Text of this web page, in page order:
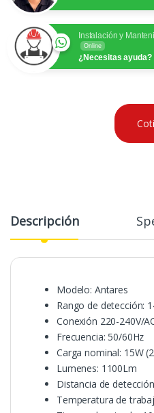
Instalación y
Online
¿Necesitas ayuda?
Descripción
Modelo: Antares
Rango de detección:
Conexión 220-240V/
Frecuencia: 50/60Hz
Carga nominal: 15W
Lumenes: 1100Lm
Distancia de
Temperatura de